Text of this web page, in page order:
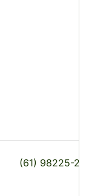
(61) 98225-